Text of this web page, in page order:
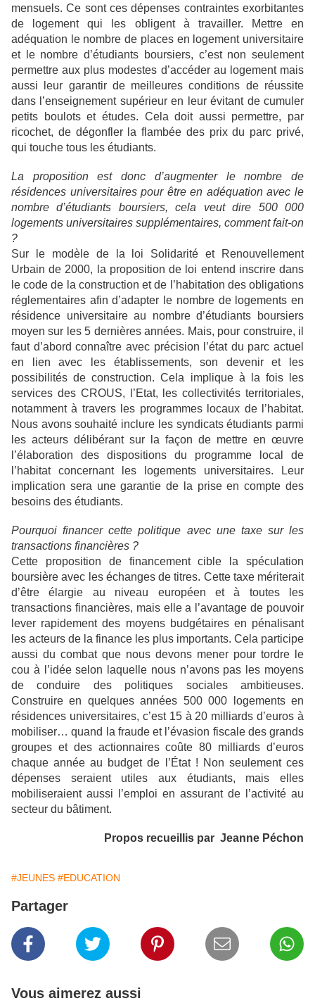
mensuels. Ce sont ces dépenses contraintes exorbitantes
de logement qui les obligent à travailler. Mettre en
adéquation le nombre de places en logement universitaire
et le nombre d’étudiants boursiers, c’est non seulement
permettre aux plus modestes d’accéder au logement mais
aussi leur garantir de meilleures conditions de réussite
dans l’enseignement supérieur en leur évitant de cumuler
petits boulots et études. Cela doit aussi permettre, par
ricochet, de dégonfler la flambée des prix du parc privé,
qui touche tous les étudiants.
La proposition est donc d’augmenter le nombre de
résidences universitaires pour être en adéquation avec le
nombre d’étudiants boursiers, cela veut dire 500 000
logements universitaires supplémentaires, comment fait-on
?
Sur le modèle de la loi Solidarité et Renouvellement
Urbain de 2000, la proposition de loi entend inscrire dans
le code de la construction et de l’habitation des obligations
réglementaires afin d’adapter le nombre de logements en
résidence universitaire au nombre d’étudiants boursiers
moyen sur les 5 dernières années. Mais, pour construire, il
faut d’abord connaître avec précision l’état du parc actuel
en lien avec les établissements, son devenir et les
possibilités de construction. Cela implique à la fois les
services des CROUS, l’Etat, les collectivités territoriales,
notamment à travers les programmes locaux de l’habitat.
Nous avons souhaité inclure les syndicats étudiants parmi
les acteurs délibérant sur la façon de mettre en œuvre
l’élaboration des dispositions du programme local de
l’habitat concernant les logements universitaires. Leur
implication sera une garantie de la prise en compte des
besoins des étudiants.
Pourquoi financer cette politique avec une taxe sur les
transactions financières ?
Cette proposition de financement cible la spéculation
boursière avec les échanges de titres. Cette taxe mériterait
d’être élargie au niveau européen et à toutes les
transactions financières, mais elle a l’avantage de pouvoir
lever rapidement des moyens budgétaires en pénalisant
les acteurs de la finance les plus importants. Cela participe
aussi du combat que nous devons mener pour tordre le
cou à l’idée selon laquelle nous n’avons pas les moyens
de conduire des politiques sociales ambitieuses.
Construire en quelques années 500 000 logements en
résidences universitaires, c’est 15 à 20 milliards d’euros à
mobiliser… quand la fraude et l’évasion fiscale des grands
groupes et des actionnaires coûte 80 milliards d’euros
chaque année au budget de l’État ! Non seulement ces
dépenses seraient utiles aux étudiants, mais elles
mobiliseraient aussi l’emploi en assurant de l’activité au
secteur du bâtiment.
Propos recueillis par Jeanne Péchon
#JEUNES #EDUCATION
Partager
Vous aimerez aussi